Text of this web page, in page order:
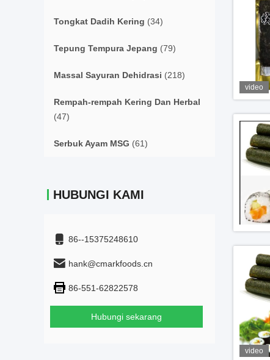
Tongkat Dadih Kering (34)
Tepung Tempura Jepang (79)
Massal Sayuran Dehidrasi (218)
Rempah-rempah Kering Dan Herbal
(47)
Serbuk Ayam MSG (61)
HUBUNGI KAMI
86--15375248610
hank@cmarkfoods.cn
86-551-62822578
Hubungi sekarang
video
video